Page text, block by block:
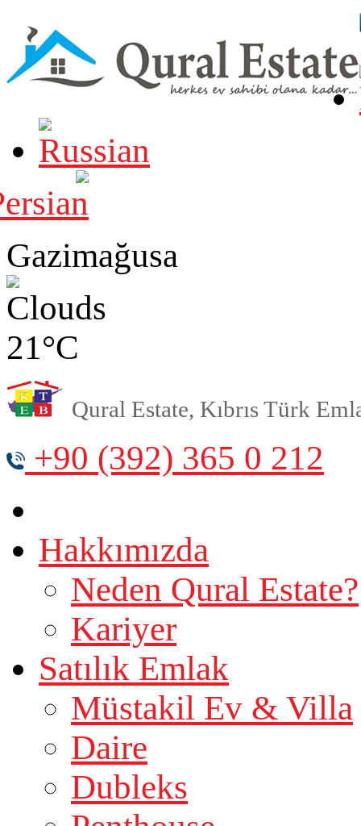
Gazimağusa
21°C
Qural Estate, Kıbrıs Türk
+90 (392) 365 0 212
Hakkımızda
Neden Qural Estate?
Kariyer
Satılık Emlak
Müstakil Ev & Villa
Daire
Dubleks